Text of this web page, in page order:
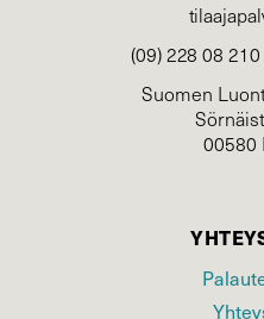
(09) 228 08
Suomen
00580